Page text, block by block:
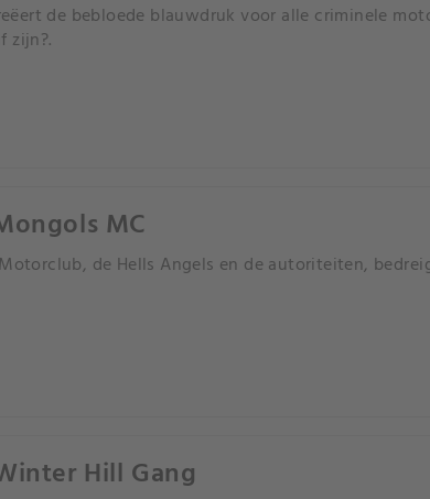
de bebloede blauwdruk voor alle criminele
zijn?.
MC
de Hells Angels en de autoriteiten,
Hill Gang